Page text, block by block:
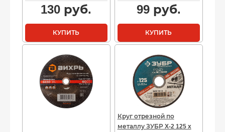
130 руб.
КУПИТЬ
99руб.
КУПИТЬ
Круг отрезной по
металлу ЗУБР X-2 125 x